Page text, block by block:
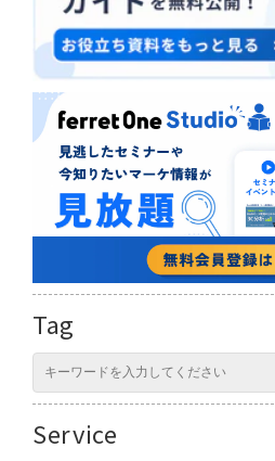
Tag
Service